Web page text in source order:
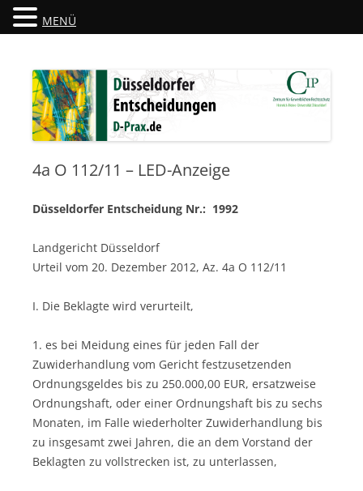
Düsseldorfer Entscheidungen
4a O 112/11 – LED-Anzeige
Düsseldorfer Entscheidung Nr.: 1992
Landgericht Düsseldorf
Urteil vom 20. Dezember 2012, Az. 4a O 112/11
I. Die Beklagte wird verurteilt,
1. es bei Meidung eines für jeden Fall der
Zuwiderhandlung vom Gericht festzusetzenden
Ordnungsgeldes bis zu 250.000,00 EUR, ersatzweise
Ordnungshaft, oder einer Ordnungshaft bis zu sechs
Monaten, im Falle wiederholter Zuwiderhandlung bis
zu insgesamt zwei Jahren, die an dem Vorstand der
Beklagten zu vollstrecken ist, zu unterlassen,
MENÜ